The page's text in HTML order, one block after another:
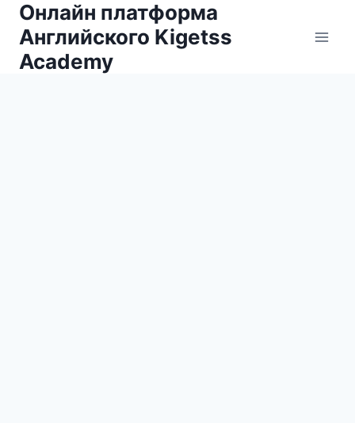
Онлайн платформа
Английского Kigetss
Academy